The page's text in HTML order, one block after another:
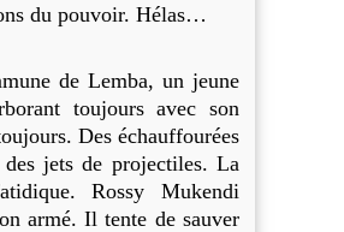
du pouvoir. Hélas…
de Lemba, un jeune
toujours avec son
Des échauffourées
jets de projectiles. La
Rossy Mukendi
armé. Il tente de sauver